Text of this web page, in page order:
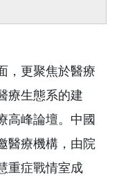
，更聚焦於醫療
療生態系的建
高峰論壇。中國
醫療機構，由院
重症戰情室成